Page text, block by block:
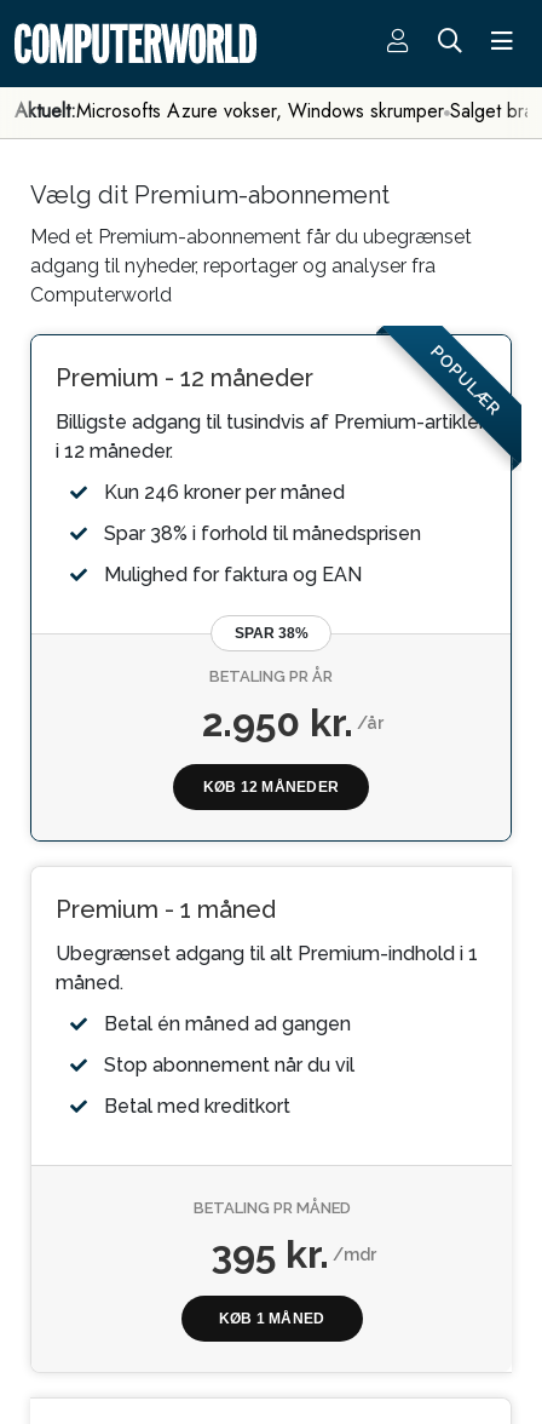
Aktuelt:Microsofts Azure vokser, Windows skrumper Salget
Vælg dit Premium-abonnement
Med et Premium-abonnement får du ubegrænset
adgang til nyheder, reportager og analyser fra
Computerworld
Premium - 1 måned
Ubegrænset adgang til alt Premium-indhold i 1
måned.
Betal én måned ad gangen
Stop abonnement når du vil
Betal med kreditkort
BETALING PR MÅNED
395 kr./mdr
KØB 1 MÅNED
POPULÆR
Premium - 12 måneder
Billigste adgang til tusindvis af Premium-artikler
i 12 måneder.
Kun 246 kroner per måned
Spar 38% i forhold til månedsprisen
Mulighed for faktura og EAN
SPAR 38%
BETALING PR ÅR
2.950 kr./år
KØB 12 MÅNEDER